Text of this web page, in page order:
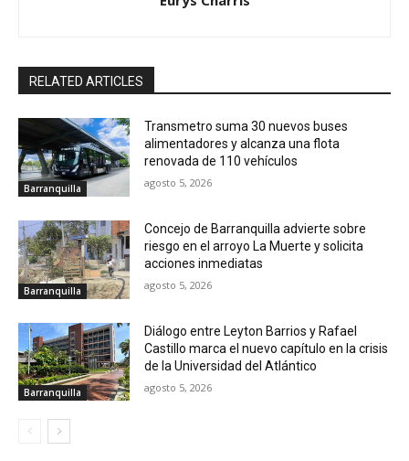
RELATED ARTICLES
Barranquilla
Transmetro suma 30 nuevos buses
alimentadores y alcanza una flota
renovada de 110 vehículos
agosto 5, 2026
Barranquilla
Concejo de Barranquilla advierte sobre
riesgo en el arroyo La Muerte y solicita
acciones inmediatas
agosto 5, 2026
Barranquilla
Diálogo entre Leyton Barrios y Rafael
Castillo marca el nuevo capítulo en la crisis
de la Universidad del Atlántico
agosto 5, 2026